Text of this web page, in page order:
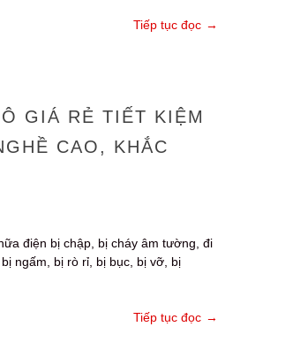
Tiếp tục đọc →
GIÁ RẺ TIẾT KIỆM
CAO, KHẮC
điện bị chập, bị cháy âm tường, đi
ngấm, bị rò rỉ, bị bục, bị vỡ, bị
Tiếp tục đọc →